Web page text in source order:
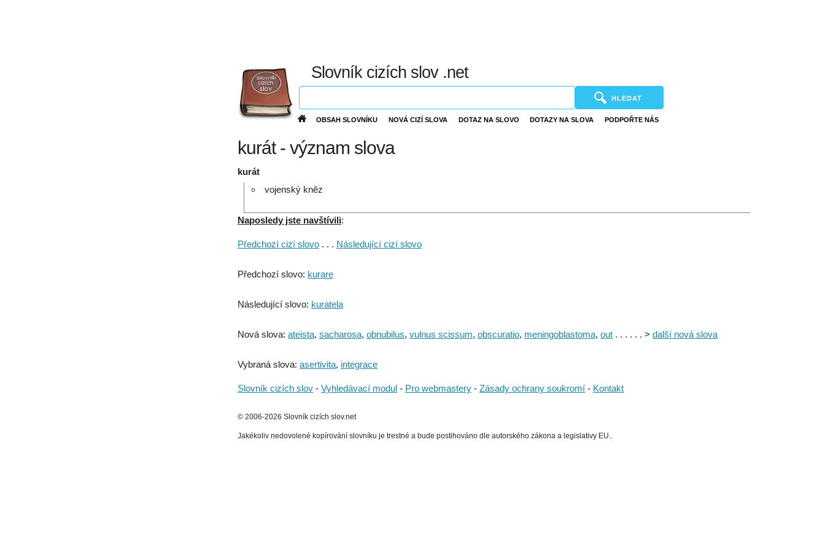
Slovník cizích slov .net
HLEDAT
OBSAH SLOVNÍKU NOVÁ CIZÍ SLOVA DOTAZ NA SLOVO DOTAZY NA SLOVA PODPOŘTE NÁS
kurát - význam slova
kurát
vojenský kněz
Naposledy jste navštívili:
Předchozí cizí slovo . . . Následující cizí slovo
Předchozí slovo: kurare
Následující slovo: kuratela
Nová slova: ateista, sacharosa, obnubilus, vulnus scissum, obscuratio, meningoblastoma, out . . . . . . > další nová slova
Vybraná slova: asertivita, integrace
Slovník cizích slov - Vyhledávací modul - Pro webmastery - Zásady ochrany soukromí - Kontakt
© 2006-2026 Slovník cizích slov.net
Jakékoliv nedovolené kopírování slovníku je trestné a bude postihováno dle autorského zákona a legislativy EU..